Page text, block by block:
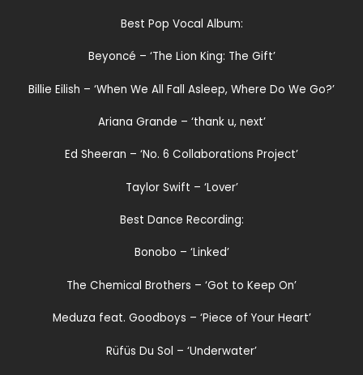
Best Pop Vocal Album:
Beyoncé – ‘The Lion King: The Gift’
Billie Eilish – ‘When We All Fall Asleep, Where Do We Go?’
Ariana Grande – ‘thank u, next’
Ed Sheeran – ‘No. 6 Collaborations Project’
Taylor Swift – ‘Lover’
Best Dance Recording:
Bonobo – ‘Linked’
The Chemical Brothers – ‘Got to Keep On’
Meduza feat. Goodboys – ‘Piece of Your Heart’
Rüfüs Du Sol – ‘Underwater’